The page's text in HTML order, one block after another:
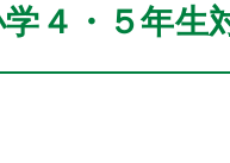
４・５年生